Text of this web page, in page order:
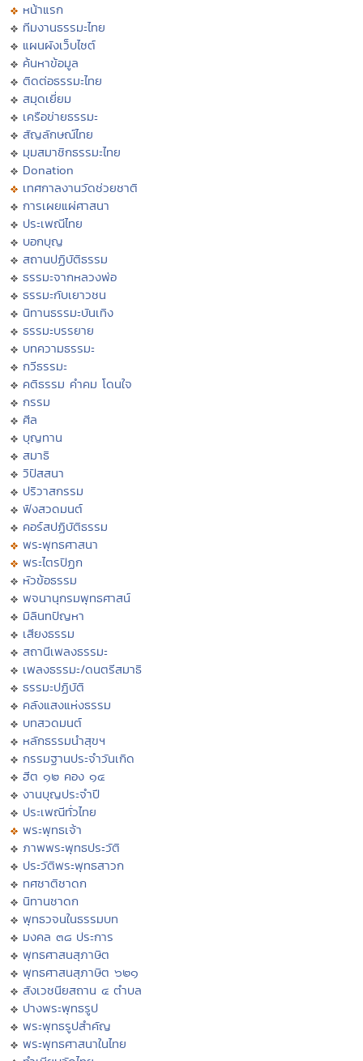
หน้าแรก
ทีมงานธรรมะไทย
แผนผังเว็บไซต์
ค้นหาข้อมูล
ติดต่อธรรมะไทย
สมุดเยี่ยม
เครือข่ายธรรมะ
สัญลักษณ์ไทย
มุมสมาชิกธรรมะไทย
Donation
เทศกาลงานวัดช่วยชาติ
การเผยแผ่ศาสนา
ประเพณีไทย
บอกบุญ
สถานปฏิบัติธรรม
ธรรมะจากหลวงพ่อ
ธรรมะกับเยาวชน
นิทานธรรมะบันเทิง
ธรรมะบรรยาย
บทความธรรมะ
กวีธรรมะ
คติธรรม คำคม โดนใจ
กรรม
ศีล
บุญทาน
สมาธิ
วิปัสสนา
ปริวาสกรรม
ฟังสวดมนต์
คอร์สปฏิบัติธรรม
พระพุทธศาสนา
พระไตรปิฏก
หัวข้อธรรม
พจนานุกรมพุทธศาสน์
มิลินทปัญหา
เสียงธรรม
สถานีเพลงธรรมะ
เพลงธรรมะ/ดนตรีสมาธิ
ธรรมะปฏิบัติ
คลังแสงแห่งธรรม
บทสวดมนต์
หลักธรรมนำสุขฯ
กรรมฐานประจำวันเกิด
ฮีต ๑๒ คอง ๑๔
งานบุญประจำปี
ประเพณีทั่วไทย
พระพุทธเจ้า
ภาพพระพุทธประวัติ
ประวัติพระพุทธสาวก
ทศชาติชาดก
นิทานชาดก
พุทธวจนในธรรมบท
มงคล ๓๘ ประการ
พุทธศาสนสุภาษิต
พุทธศาสนสุภาษิต ๖๒๑
สังเวชนียสถาน ๔ ตำบล
ปางพระพุทธรูป
พระพุทธรูปสำคัญ
พระพุทธศาสนาในไทย